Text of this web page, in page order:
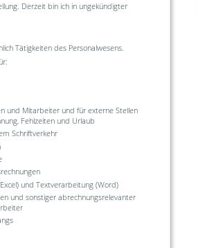
Derzeit bin ich in ungekündigter
Tätigkeiten des Personalwesens.
und Mitarbeiter und für externe Stellen
Fehlzeiten und Urlaub
Schriftverkehr
und Textverarbeitung (Word)
und sonstiger abrechnungsrelevanter